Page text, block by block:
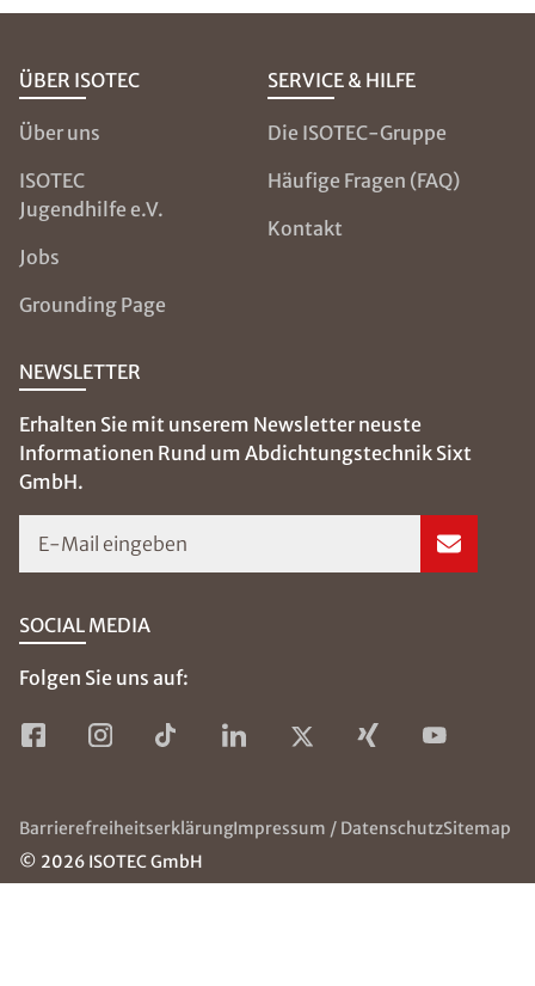
ÜBER ISOTEC
Über uns
ISOTEC
Jugendhilfe e.V.
Jobs
Grounding Page
SERVICE & HILFE
Die ISOTEC-Gruppe
Häufige Fragen (FAQ)
Kontakt
NEWSLETTER
Erhalten Sie mit unserem Newsletter neuste
Informationen Rund um Abdichtungstechnik Sixt
GmbH.
E-Mail eingeben
SOCIAL MEDIA
Folgen Sie uns auf:
BarrierefreiheitserklärungImpressum / DatenschutzSitemap
© 2026 ISOTEC GmbH